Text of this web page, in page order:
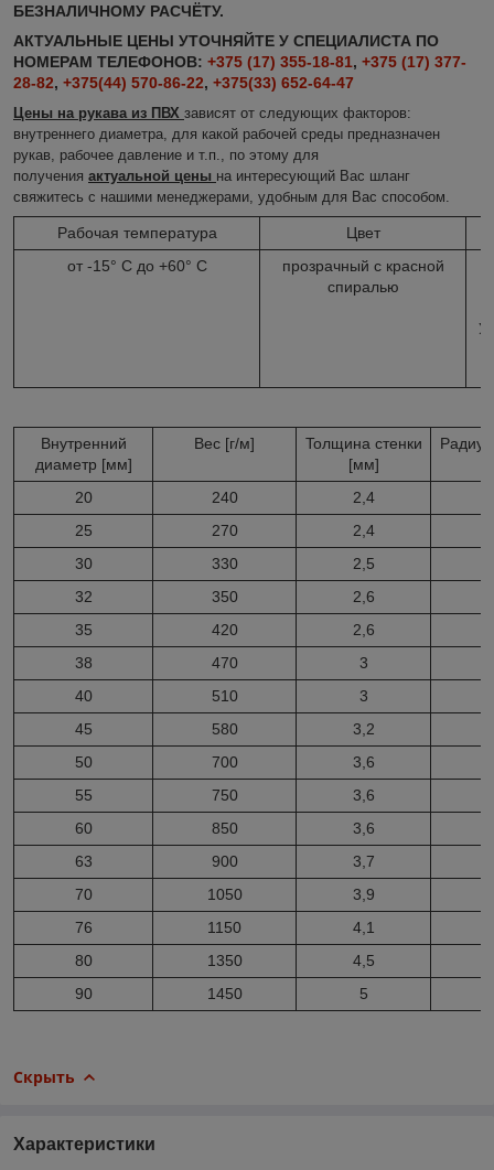
БЕЗНАЛИЧНОМУ РАСЧЁТУ.
АКТУАЛЬНЫЕ ЦЕНЫ УТОЧНЯЙТЕ У СПЕЦИАЛИСТА ПО
НОМЕРАМ ТЕЛЕФОНОВ: +375 (17) 355-18-81, +375 (17) 377-
28-82, +375(44) 570-86-22, +375(33) 652-64-47
Цены на рукава из ПВХ зависят от следующих факторов:
внутреннего диаметра, для какой рабочей среды предназначен
рукав, рабочее давление и т.п., по этому для
получения актуальной цены на интересующий Вас шланг
свяжитесь с нашими менеджерами, удобным для Вас способом.
Рабочая температура
Цвет
от -15° C до +60° C
прозрачный с красной
спиралью
Внутренний
диaметр [мм]
Вес [г/м]
Toлщинa стенки
[мм]
20 240
2,4
25
270
2,4
30
330
2,5
32
350
2,6
35
420
2,6
38
470
3
40
510
3
45
580
3,2
50
700
3,6
55
750
3,6
60
850
3,6
63
900
3,7
70
1050
3,9
76
1150
4,1
80
1350
4,5
90
1450 5
Скрыть
Характеристики